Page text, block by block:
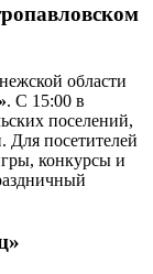
области
. С 15:00 в
поселений,
Для посетителей
конкурсы и